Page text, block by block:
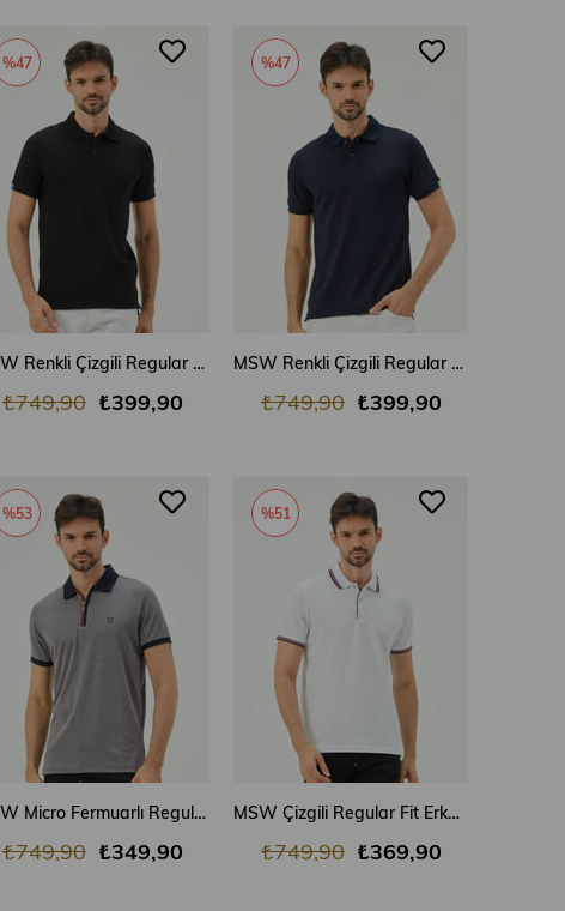
MSW Renkli Çizgili Regular Fit Erkek Siyah Polo Yaka T-shirt
₺399,90
₺749,90
%47
MSW Renkli Çizgili Regular Fit Erkek Lacivert Polo Yaka T-shirt
₺399,90
₺749,90
%47
MSW Micro Fermuarlı Regular Fit Erkek Siyah Polo Yaka T-shirt
₺349,90
₺749,90
%53
MSW Çizgili Regular Fit Erkek Beyaz Polo Yaka T-shirt
₺369,90
₺749,90
%51